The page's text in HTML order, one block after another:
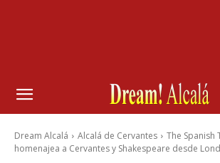
Dream Alcalá Alcalá de Cervantes
The Spanish
homenajea a Cervantes y Shakespeare desde